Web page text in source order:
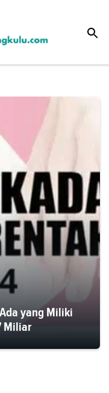
yang Miliki
Miliar